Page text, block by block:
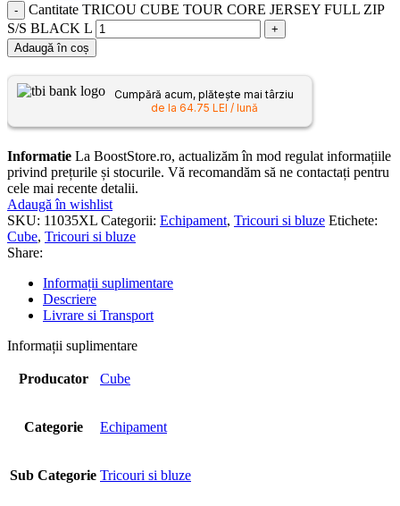
Cantitate TRICOU CUBE TOUR CORE JERSEY FULL ZIP
S/S BLACK L
Adaugă în coș
Cumpără acum, plătește mai târziu
de la 64.75 LEI / lună
Informatie La BoostStore.ro, actualizăm în mod regulat informațiile
privind prețurile și stocurile. Vă recomandăm să ne contactați pentru
cele mai recente detalii.
Adaugă în wishlist
SKU: 11035XL Categorii: Echipament, Tricouri si bluze Etichete:
Cube, Tricouri si bluze
Share:
Informații suplimentare
Descriere
Livrare si Transport
Informații suplimentare
Producator Cube
Categorie Echipament
Sub Categorie Tricouri si bluze